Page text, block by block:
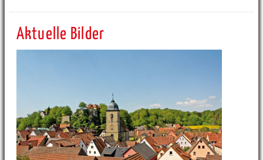
Aktuelle Bilder